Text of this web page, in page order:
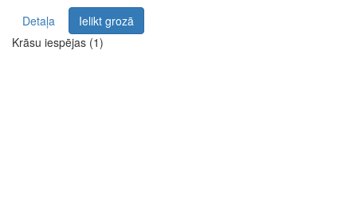
Detaļa
Ielikt grozā
Krāsu iespējas (1)